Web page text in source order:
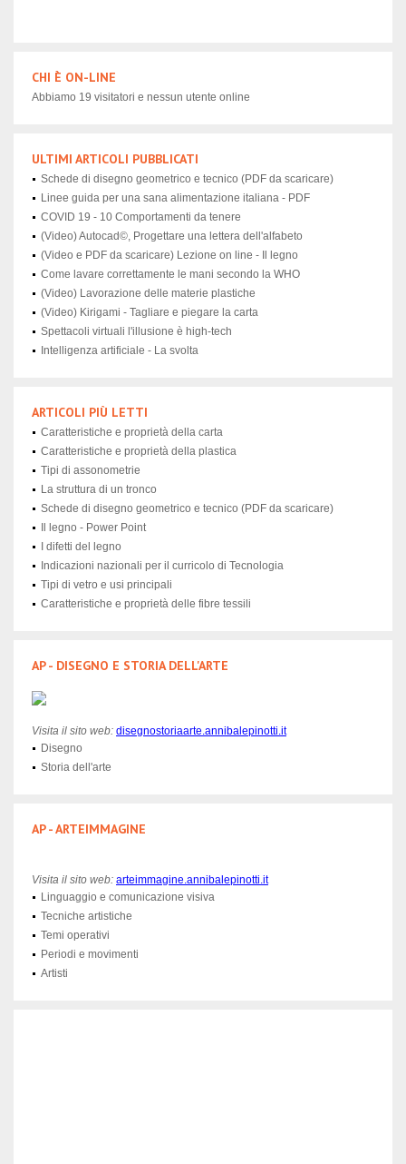
CHI È ON-LINE
Abbiamo 19 visitatori e nessun utente online
ULTIMI ARTICOLI PUBBLICATI
Schede di disegno geometrico e tecnico (PDF da scaricare)
Linee guida per una sana alimentazione italiana - PDF
COVID 19 - 10 Comportamenti da tenere
(Video) Autocad©, Progettare una lettera dell'alfabeto
(Video e PDF da scaricare) Lezione on line - Il legno
Come lavare correttamente le mani secondo la WHO
(Video) Lavorazione delle materie plastiche
(Video) Kirigami - Tagliare e piegare la carta
Spettacoli virtuali l'illusione è high-tech
Intelligenza artificiale - La svolta
ARTICOLI PIÙ LETTI
Caratteristiche e proprietà della carta
Caratteristiche e proprietà della plastica
Tipi di assonometrie
La struttura di un tronco
Schede di disegno geometrico e tecnico (PDF da scaricare)
Il legno - Power Point
I difetti del legno
Indicazioni nazionali per il curricolo di Tecnologia
Tipi di vetro e usi principali
Caratteristiche e proprietà delle fibre tessili
AP - DISEGNO E STORIA DELL'ARTE
Visita il sito web: disegnostoriaarte.annibalepinotti.it
Disegno
Storia dell'arte
AP - ARTEIMMAGINE
Visita il sito web: arteimmagine.annibalepinotti.it
Linguaggio e comunicazione visiva
Tecniche artistiche
Temi operativi
Periodi e movimenti
Artisti